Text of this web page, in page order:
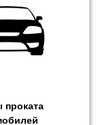
проката